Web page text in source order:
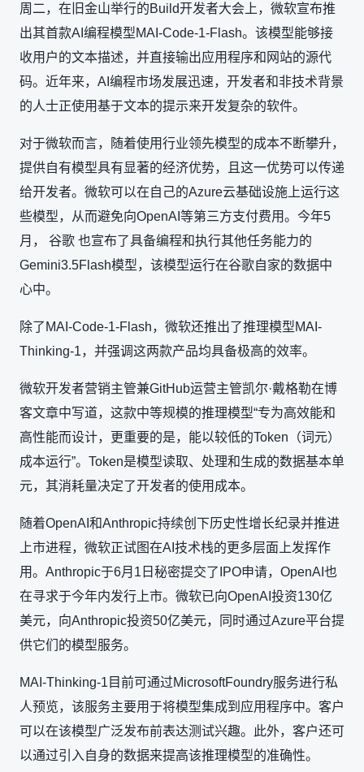
周二，在旧金山举行的Build开发者大会上，微软宣布推
出其首款AI编程模型MAI-Code-1-Flash。该模型能够接
收用户的文本描述，并直接输出应用程序和网站的源代
码。近年来，AI编程市场发展迅速，开发者和非技术背景
的人士正使用基于文本的提示来开发复杂的软件。
对于微软而言，随着使用行业领先模型的成本不断攀升，
提供自有模型具有显著的经济优势，且这一优势可以传递
给开发者。微软可以在自己的Azure云基础设施上运行这
些模型，从而避免向OpenAI等第三方支付费用。今年5
月， 谷歌 也宣布了具备编程和执行其他任务能力的
Gemini3.5Flash模型，该模型运行在谷歌自家的数据中
心中。
除了MAI-Code-1-Flash，微软还推出了推理模型MAI-
Thinking-1，并强调这两款产品均具备极高的效率。
微软开发者营销主管兼GitHub运营主管凯尔·戴格勒在博
客文章中写道，这款中等规模的推理模型“专为高效能和
高性能而设计，更重要的是，能以较低的Token（词元）
成本运行”。Token是模型读取、处理和生成的数据基本单
元，其消耗量决定了开发者的使用成本。
随着OpenAI和Anthropic持续创下历史性增长纪录并推进
上市进程，微软正试图在AI技术栈的更多层面上发挥作
用。Anthropic于6月1日秘密提交了IPO申请，OpenAI也
在寻求于今年内发行上市。微软已向OpenAI投资130亿
美元，向Anthropic投资50亿美元，同时通过Azure平台提
供它们的模型服务。
MAI-Thinking-1目前可通过MicrosoftFoundry服务进行私
人预览，该服务主要用于将模型集成到应用程序中。客户
可以在该模型广泛发布前表达测试兴趣。此外，客户还可
以通过引入自身的数据来提高该推理模型的准确性。